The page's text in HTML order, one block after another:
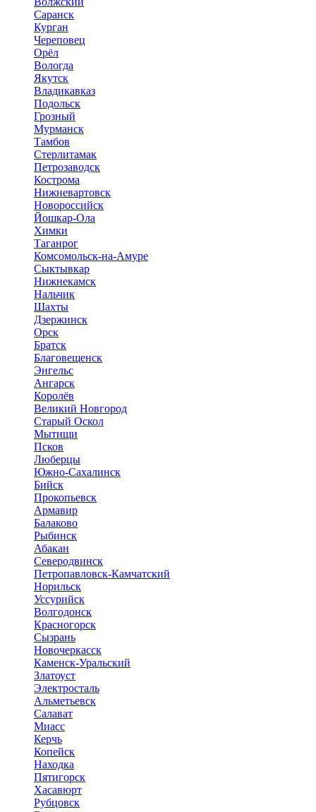
Саранск
Курган
Череповец
Орёл
Вологда
Якутск
Владикавказ
Подольск
Грозный
Мурманск
Тамбов
Стерлитамак
Петрозаводск
Кострома
Нижневартовск
Новороссийск
Йошкар-Ола
Химки
Таганрог
Комсомольск-на-Амуре
Сыктывкар
Нижнекамск
Нальчик
Шахты
Дзержинск
Орск
Братск
Благовещенск
Энгельс
Ангарск
Королёв
Великий Новгород
Старый Оскол
Мытищи
Псков
Люберцы
Южно-Сахалинск
Бийск
Прокопьевск
Армавир
Балаково
Рыбинск
Абакан
Северодвинск
Петропавловск-Камчатский
Норильск
Уссурийск
Волгодонск
Красногорск
Сызрань
Новочеркасск
Каменск-Уральский
Златоуст
Электросталь
Альметьевск
Салават
Миасс
Керчь
Копейск
Находка
Пятигорск
Хасавюрт
Рубцовск